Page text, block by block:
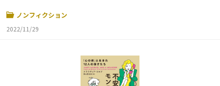
ノンフィクション
2022/11/29